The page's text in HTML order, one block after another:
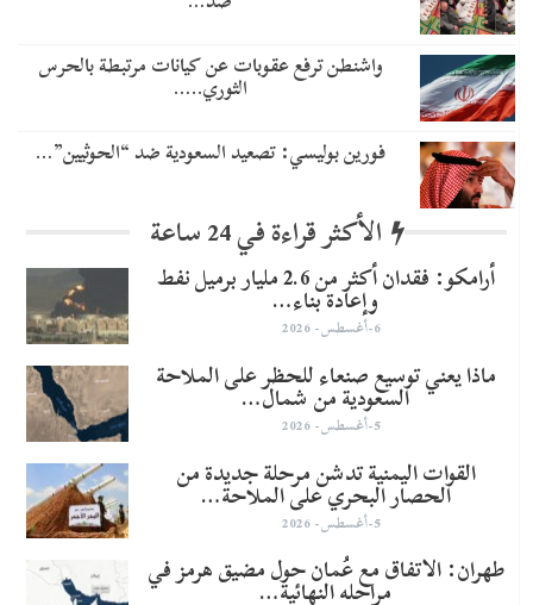
واشنطن ترفع عقوبات عن كيانات مرتبطة بالحرس
الثوري..…
​فورين بوليسي: تصعيد السعودية ضد “الحوثيين”…
الأكثر قراءة في 24 ساعة
أرامكو: فقدان أكثر من 2.6 مليار برميل نفط
وإعادة بناء…
6-أغسطس- 2026
ماذا يعني توسيع صنعاء للحظر على الملاحة
السعودية من شمال…
5-أغسطس- 2026
القوات اليمنية تدشن مرحلة جديدة من
الحصار البحري على الملاحة…
5-أغسطس- 2026
طهران: الاتفاق مع عُمان حول مضيق هرمز في
مراحله النهائية…